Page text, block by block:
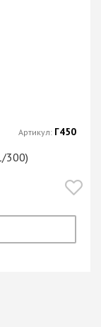
300)
Артикул: Г450